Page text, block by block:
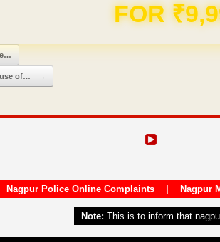
Domain & Hosting
of… →
Nagpur Police Online Complaints| Nagpur
Note: This is to inform that